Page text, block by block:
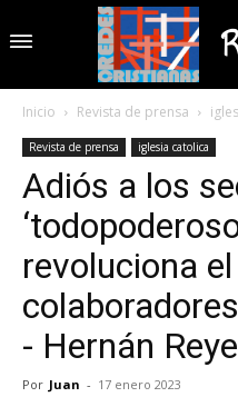
Inicio Revista de prensa
Revista de prensa iglesia catolica
Adiós a los
revoluciona
- Hernán
Por Juan - 17 enero 2023